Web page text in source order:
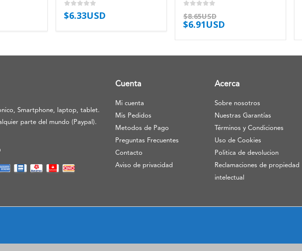
0out of 5
$6.33USD $8.65USD
$6.91USD
Smartphone, laptop, tablet.
parte del mundo (Paypal).
Cuenta
Mi cuenta
Mis Pedidos
Metodos de Pago
Preguntas Frecuentes
Contacto
Aviso de privacidad
Acerca
Sobre nosotros
Nuestras Garantías
Términos y Condiciones
Uso de Cookies
Politica de devolucion
Reclamaciones de propiedad
intelectual